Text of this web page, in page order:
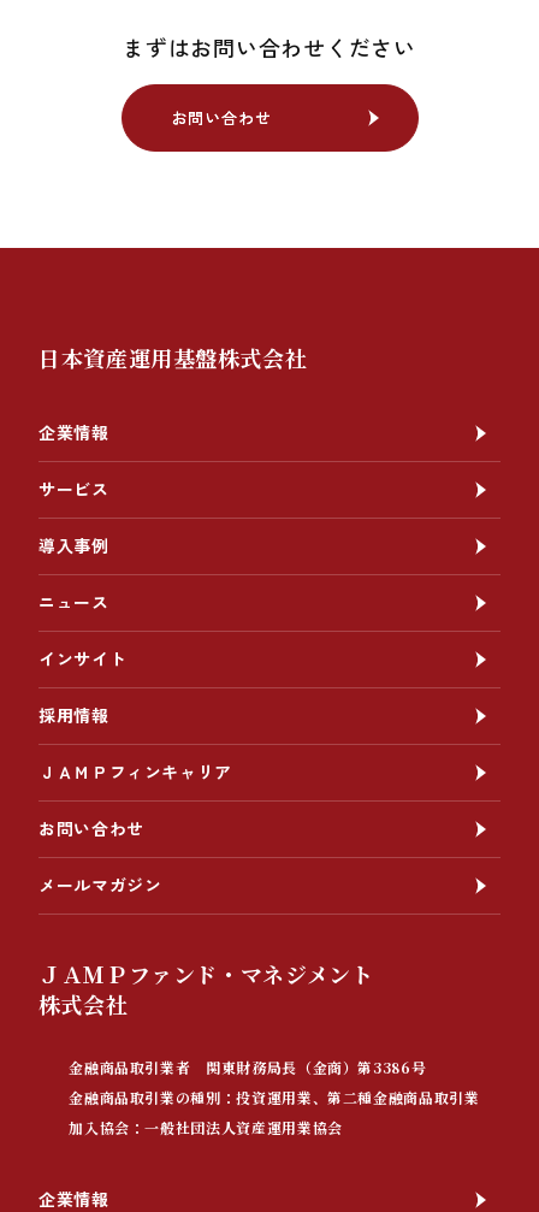
まずはお問い合わせください
お問い合わせ
お問い合わせ
日本資産運用基盤株式会社
企業情報
サービス
導入事例
ニュース
インサイト
採用情報
ＪＡＭＰフィンキャリア
お問い合わせ
メールマガジン
ＪＡＭＰファンド・マネジメント
株式会社
金融商品取引業者 関東財務局長（金商）第3386号
金融商品取引業の種別：投資運用業、第二種金融商品取引業
加入協会：一般社団法人資産運用業協会
企業情報